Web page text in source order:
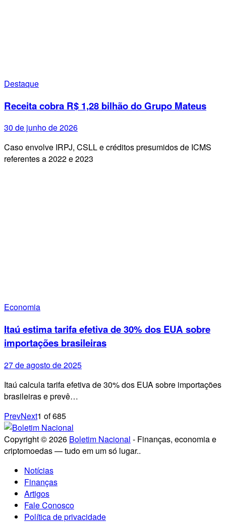
Destaque
Receita cobra R$ 1,28 bilhão do Grupo Mateus
30 de junho de 2026
Caso envolve IRPJ, CSLL e créditos presumidos de ICMS
referentes a 2022 e 2023
Economia
Itaú estima tarifa efetiva de 30% dos EUA sobre
importações brasileiras
27 de agosto de 2025
Itaú calcula tarifa efetiva de 30% dos EUA sobre importações
brasileiras e prevê…
PrevNext1 of685
Copyright © 2026 Boletim Nacional - Finanças, economia e
criptomoedas — tudo em um só lugar..
Notícias
Finanças
Artigos
Fale Conosco
Política de privacidade